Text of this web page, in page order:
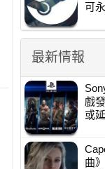
可
最新情報
戲
或
曲